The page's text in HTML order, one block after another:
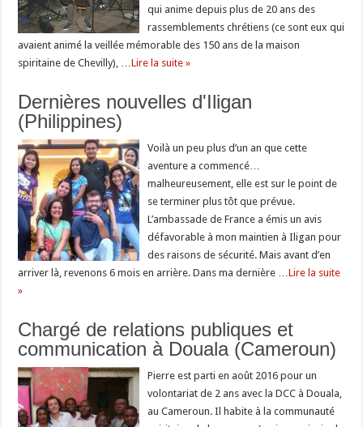
qui anime depuis plus de 20 ans des
rassemblements chrétiens (ce sont eux qui
avaient animé la veillée mémorable des 150 ans de la maison
spiritaine de Chevilly), …Lire la suite »
Dernières nouvelles d'Iligan
(Philippines)
Voilà un peu plus d’un an que cette
aventure a commencé…
malheureusement, elle est sur le point de
se terminer plus tôt que prévue.
L’ambassade de France a émis un avis
défavorable à mon maintien à Iligan pour
des raisons de sécurité. Mais avant d’en
arriver là, revenons 6 mois en arrière. Dans ma dernière …Lire la suite
»
Chargé de relations publiques et
communication à Douala (Cameroun)
Pierre est parti en août 2016 pour un
volontariat de 2 ans avec la DCC à Douala,
au Cameroun. Il habite à la communauté